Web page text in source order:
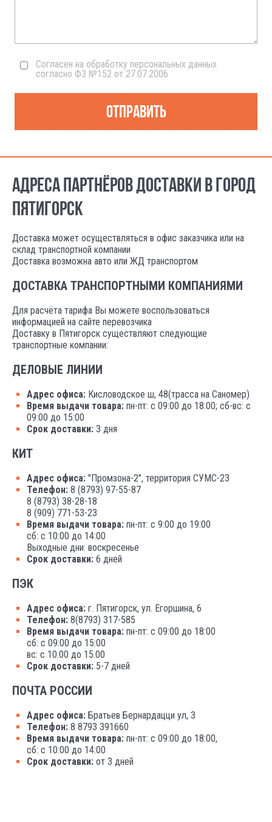
Согласен на обработку персональных данных
согласно ФЗ №152 от 27.07.2006
Отправить
АДРЕСА ПАРТНЁРОВ ДОСТАВКИ В ГОРОД
ПЯТИГОРСК
Доставка может осуществляться в офис заказчика или на
склад транспортной компании
Доставка возможна авто или ЖД транспортом
ДОСТАВКА ТРАНСПОРТНЫМИ КОМПАНИЯМИ
Для расчёта тарифа Вы можете воспользоваться
информацией на сайте перевозчика
Доставку в Пятигорск существляют следующие
транспортные компании:
ДЕЛОВЫЕ ЛИНИИ
Адрес офиса: Кисловодское ш, 48(трасса на Саномер)
Время выдачи товара: пн-пт: с 09:00 до 18:00; сб-вс: с
09:00 до 15:00
Срок доставки: 3 дня
КИТ
Адрес офиса: "Промзона-2", территория СУМС-23
Телефон: 8 (8793) 97-55-87
8 (8793) 38-28-18
8 (909) 771-53-23
Время выдачи товара: пн-пт: с 9:00 до 19:00
сб: с 10:00 до 14:00
Выходные дни: воскресенье
Срок доставки: 6 дней
ПЭК
Адрес офиса: г. Пятигорск, ул. Егоршина, 6
Телефон: 8(8793) 317-585
Время выдачи товара: пн-пт: с 09:00 до 18:00
сб: с 09:00 до 15:00
вс: с 10.00 до 15.00
Срок доставки: 5-7 дней
ПОЧТА РОССИИ
Адрес офиса: Братьев Бернардацци ул, 3
Телефон: 8 8793 391660
Время выдачи товара: пн-пт: с 09:00 до 18:00,
сб: с 10:00 до 14:00
Срок доставки: от 3 дней